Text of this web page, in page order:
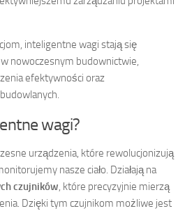
inteligentne wagi stają się
nowoczesnym budownictwie,
efektywności oraz
wagi?
urządzenia, które rewolucjonizują
nasze ciało. Działają na
czujników, które precyzyjnie mierzą
Dzięki tym czujnikom możliwe jest